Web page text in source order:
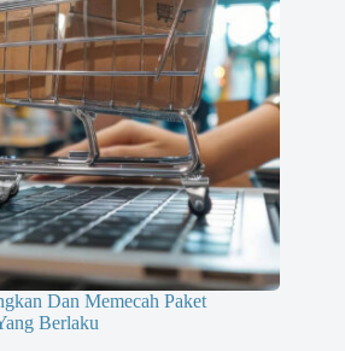
Dan Memecah Paket
Berlaku